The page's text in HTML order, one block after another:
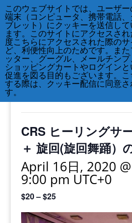
212-677-8621 info@crsny.org
« All Events
This event has passed.
CRS ヒーリングサ
＋ 旋回(旋回舞踊）
April 16日, 2020
9:00 pm UTC+0
$20 – $25
このウェブサイトでは、ユーザー
端末（コンピュータ、携帯電話、
ブレット）にクッキーを送信して
ます。このサイトにアクセスさ
度こちらにアクセスされた際の
ど、利便性向上のためです。ま
ッター、グーグル、メールチン
ショッピングカートやログイン
促進を図る目的もございます。
する際は、クッキー配信に同意
す。